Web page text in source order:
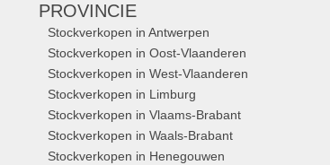
PROVINCIE
Stockverkopen in Antwerpen
Stockverkopen in Oost-Vlaanderen
Stockverkopen in West-Vlaanderen
Stockverkopen in Limburg
Stockverkopen in Vlaams-Brabant
Stockverkopen in Waals-Brabant
Stockverkopen in Henegouwen